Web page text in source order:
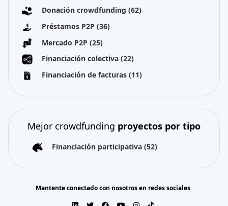
Donación crowdfunding (62)
Préstamos P2P (36)
Mercado P2P (25)
Financiación colectiva (22)
Financiación de facturas (11)
Mejor crowdfunding proyectos por tipo
Financiación participativa (52)
Mantente conectado con nosotros en redes sociales